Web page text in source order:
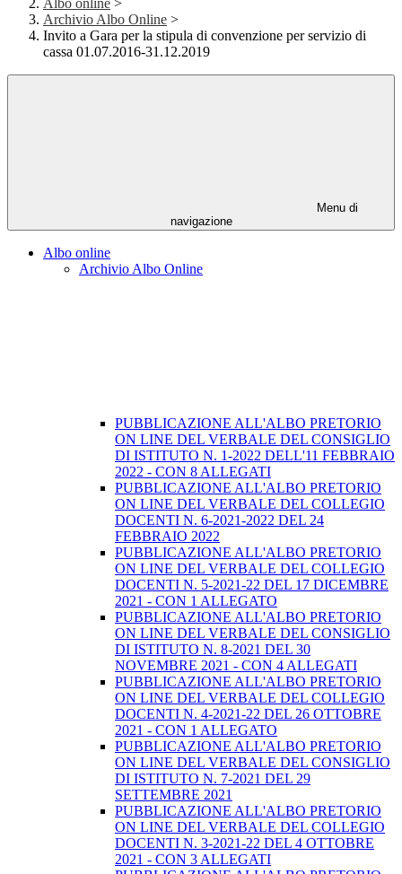
Albo online >
Archivio Albo Online >
Invito a Gara per la stipula di convenzione per servizio di
cassa 01.07.2016-31.12.2019
Menu di
navigazione
Albo online
Archivio Albo Online
PUBBLICAZIONE ALL'ALBO PRETORIO
ON LINE DEL VERBALE DEL CONSIGLIO
DI ISTITUTO N. 1-2022 DELL'11 FEBBRAIO
2022 - CON 8 ALLEGATI
PUBBLICAZIONE ALL'ALBO PRETORIO
ON LINE DEL VERBALE DEL COLLEGIO
DOCENTI N. 6-2021-2022 DEL 24
FEBBRAIO 2022
PUBBLICAZIONE ALL'ALBO PRETORIO
ON LINE DEL VERBALE DEL COLLEGIO
DOCENTI N. 5-2021-22 DEL 17 DICEMBRE
2021 - CON 1 ALLEGATO
PUBBLICAZIONE ALL'ALBO PRETORIO
ON LINE DEL VERBALE DEL CONSIGLIO
DI ISTITUTO N. 8-2021 DEL 30
NOVEMBRE 2021 - CON 4 ALLEGATI
PUBBLICAZIONE ALL'ALBO PRETORIO
ON LINE DEL VERBALE DEL COLLEGIO
DOCENTI N. 4-2021-22 DEL 26 OTTOBRE
2021 - CON 1 ALLEGATO
PUBBLICAZIONE ALL'ALBO PRETORIO
ON LINE DEL VERBALE DEL CONSIGLIO
DI ISTITUTO N. 7-2021 DEL 29
SETTEMBRE 2021
PUBBLICAZIONE ALL'ALBO PRETORIO
ON LINE DEL VERBALE DEL COLLEGIO
DOCENTI N. 3-2021-22 DEL 4 OTTOBRE
2021 - CON 3 ALLEGATI